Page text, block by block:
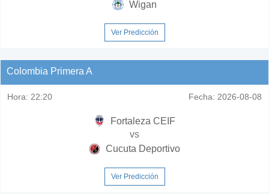
Wigan
Ver Predicción
Colombia Primera A
Hora: 22:20 Fecha: 2026-08-08
Fortaleza CEIF
vs
Cucuta Deportivo
Ver Predicción